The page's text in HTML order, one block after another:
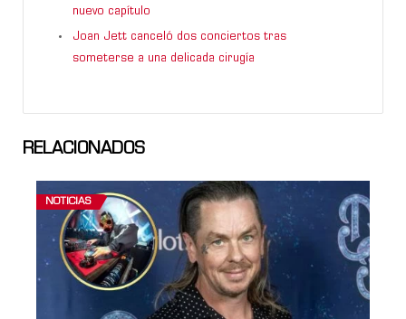
nuevo capítulo
Joan Jett canceló dos conciertos tras
someterse a una delicada cirugía
RELACIONADOS
NOTICIAS